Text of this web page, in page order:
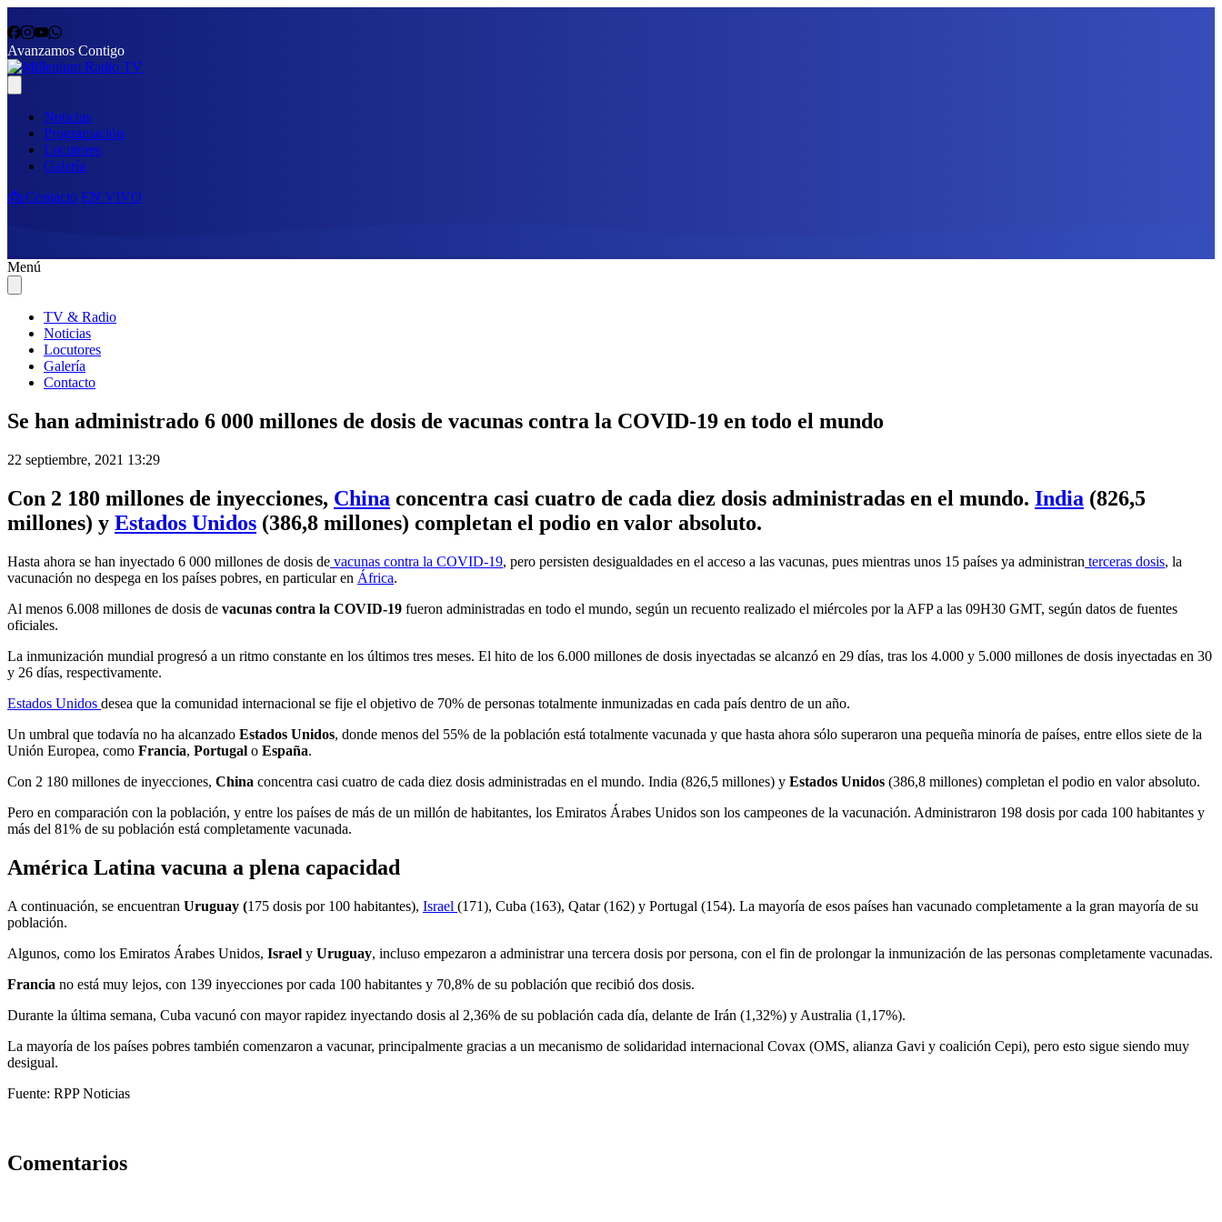
Avanzamos Contigo
Noticias
Programación
Locutores
Galería
📩 Contacto EN VIVO
Menú
TV & Radio
Noticias
Locutores
Galería
Contacto
Se han administrado 6 000 millones de dosis de vacunas contra la COVID-19 en todo el mundo
22 septiembre, 2021 13:29
Con 2 180 millones de inyecciones, China concentra casi cuatro de cada diez dosis administradas en el mundo. India (826,5
millones) y Estados Unidos (386,8 millones) completan el podio en valor absoluto.
Hasta ahora se han inyectado 6 000 millones de dosis de vacunas contra la COVID-19, pero persisten desigualdades en el acceso a las vacunas, pues mientras unos 15 países ya administran terceras dosis, la
vacunación no despega en los países pobres, en particular en África.
Al menos 6.008 millones de dosis de vacunas contra la COVID-19 fueron administradas en todo el mundo, según un recuento realizado el miércoles por la AFP a las 09H30 GMT, según datos de fuentes
oficiales.
La inmunización mundial progresó a un ritmo constante en los últimos tres meses. El hito de los 6.000 millones de dosis inyectadas se alcanzó en 29 días, tras los 4.000 y 5.000 millones de dosis inyectadas en 30
y 26 días, respectivamente.
Estados Unidos desea que la comunidad internacional se fije el objetivo de 70% de personas totalmente inmunizadas en cada país dentro de un año.
Un umbral que todavía no ha alcanzado Estados Unidos, donde menos del 55% de la población está totalmente vacunada y que hasta ahora sólo superaron una pequeña minoría de países, entre ellos siete de la
Unión Europea, como Francia, Portugal o España.
Con 2 180 millones de inyecciones, China concentra casi cuatro de cada diez dosis administradas en el mundo. India (826,5 millones) y Estados Unidos (386,8 millones) completan el podio en valor absoluto.
Pero en comparación con la población, y entre los países de más de un millón de habitantes, los Emiratos Árabes Unidos son los campeones de la vacunación. Administraron 198 dosis por cada 100 habitantes y
más del 81% de su población está completamente vacunada.
América Latina vacuna a plena capacidad
A continuación, se encuentran Uruguay (175 dosis por 100 habitantes), Israel (171), Cuba (163), Qatar (162) y Portugal (154). La mayoría de esos países han vacunado completamente a la gran mayoría de su
población.
Algunos, como los Emiratos Árabes Unidos, Israel y Uruguay, incluso empezaron a administrar una tercera dosis por persona, con el fin de prolongar la inmunización de las personas completamente vacunadas.
Francia no está muy lejos, con 139 inyecciones por cada 100 habitantes y 70,8% de su población que recibió dos dosis.
Durante la última semana, Cuba vacunó con mayor rapidez inyectando dosis al 2,36% de su población cada día, delante de Irán (1,32%) y Australia (1,17%).
La mayoría de los países pobres también comenzaron a vacunar, principalmente gracias a un mecanismo de solidaridad internacional Covax (OMS, alianza Gavi y coalición Cepi), pero esto sigue siendo muy
desigual.
Fuente: RPP Noticias
Comentarios